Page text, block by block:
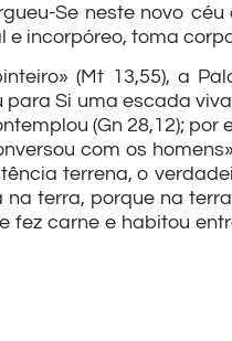
Se neste novo
e incorpóreo, toma
(Mt 13,55), a
Si uma escada
(Gn 28,12);
com os
terrena, o
terra, porque na
fez carne e habitou